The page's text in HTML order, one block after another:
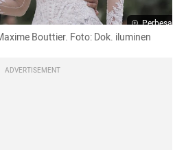
Perbesar
Bouttier. Foto: Dok. iluminen
ADVERTISEMENT